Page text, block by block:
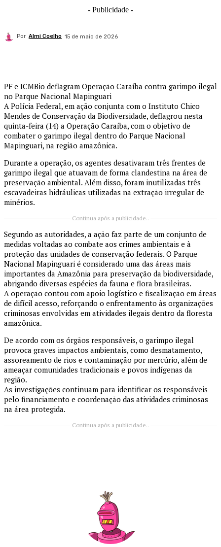
- Publicidade -
Por Almi Coelho 15 de maio de 2026
PF e ICMBio deflagram Operação Caraíba contra garimpo ilegal
no Parque Nacional Mapinguari
A Polícia Federal, em ação conjunta com o Instituto Chico
Mendes de Conservação da Biodiversidade, deflagrou nesta
quinta-feira (14) a Operação Caraíba, com o objetivo de
combater o garimpo ilegal dentro do Parque Nacional
Mapinguari, na região amazônica.
Durante a operação, os agentes desativaram três frentes de
garimpo ilegal que atuavam de forma clandestina na área de
preservação ambiental. Além disso, foram inutilizadas três
escavadeiras hidráulicas utilizadas na extração irregular de
minérios.
Continua após a publicidade..
Segundo as autoridades, a ação faz parte de um conjunto de
medidas voltadas ao combate aos crimes ambientais e à
proteção das unidades de conservação federais. O Parque
Nacional Mapinguari é considerado uma das áreas mais
importantes da Amazônia para preservação da biodiversidade,
abrigando diversas espécies da fauna e flora brasileiras.
A operação contou com apoio logístico e fiscalização em áreas
de difícil acesso, reforçando o enfrentamento às organizações
criminosas envolvidas em atividades ilegais dentro da floresta
amazônica.
De acordo com os órgãos responsáveis, o garimpo ilegal
provoca graves impactos ambientais, como desmatamento,
assoreamento de rios e contaminação por mercúrio, além de
ameaçar comunidades tradicionais e povos indígenas da
região.
As investigações continuam para identificar os responsáveis
pelo financiamento e coordenação das atividades criminosas
na área protegida.
Continua após a publicidade..